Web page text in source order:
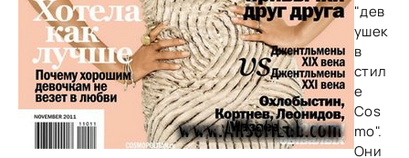
"дев
ушек
в
стил
е
Cos
mo".
Они